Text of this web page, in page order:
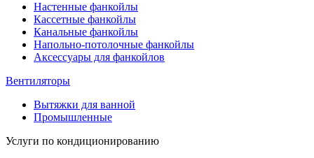
Настенные фанкойлы
Кассетные фанкойлы
Канальные фанкойлы
Напольно-потолочные фанкойлы
Аксессуары для фанкойлов
Вентиляторы
Вытяжки для ванной
Промышленные
Услуги по кондиционированию